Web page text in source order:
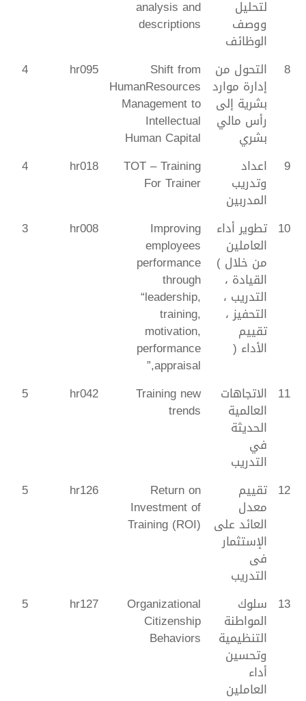
لتحليل
ووصف
الوظائف
analysis and
descriptions
8 التحول من
إدارة موارد
بشرية إلى
رأس مالي
بشري
Shift from
HumanResources
Management to
Intellectual
Human Capital
hr095
4
9 اعداد
وتدريب
المدربين
TOT – Training
For Trainer
hr018
4
10 تطوير أداء
العاملين
من خلال )
القيادة ،
التدريب ،
التحفيز ،
تقييم
الأداء (
Improving
employees
performance
through
“leadership,
training,
motivation,
performance
appraisal,”
hr008
3
11 الاتجاهات
العالمية
الحديثة
في
التدريب
Training new
trends
hr042
5
12 تقييم
معدل
العائد على
الإستثمار
فى
التدريب
Return on
Investment of
Training (ROI)
hr126
5
13 سلوك
المواطنة
التنظيمية
وتحسين
أداء
العاملين
Organizational
Citizenship
Behaviors
hr127
5